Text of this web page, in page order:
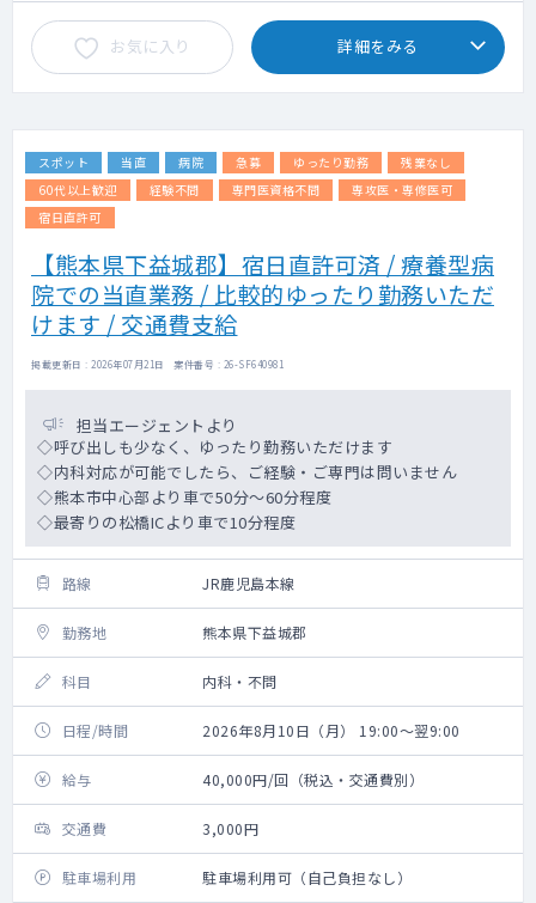
お気に入り 詳細をみる
スポット 当直 病院 急募 ゆったり勤務
残業なし
60代以上歓迎
経験不問 専門医資格不問
専攻医・専修医可
宿日直許可
【熊本県下益城郡】宿日直許可済 / 療養型病
院での当直業務 / 比較的ゆったり勤務いただ
けます / 交通費支給
掲載更新日 : 2026年07月21日 案件番号 : 26-SF640981
担当エージェントより
◇呼び出しも少なく、ゆったり勤務いただけます
◇内科対応が可能でしたら、ご経験・ご専門は問いません
◇熊本市中心部より車で50分～60分程度
◇最寄りの松橋ICより車で10分程度
路線 JR鹿児島本線
勤務地 熊本県下益城郡
科目 内科・不問
日程/時間 2026年8月10日（月） 19:00～翌9:00
給与 40,000円/回（税込・交通費別）
交通費 3,000円
駐車場利用 駐車場利用可（自己負担なし）